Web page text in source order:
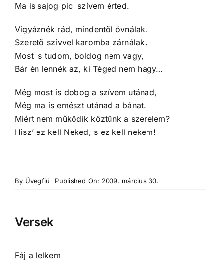
Ma is sajog pici szívem érted.
Vigyáznék rád, mindentől óvnálak.
Szerető szívvel karomba zárnálak.
Most is tudom, boldog nem vagy,
Bár én lennék az, ki Téged nem hagy…
Még most is dobog a szívem utánad,
Még ma is emészt utánad a bánat.
Miért nem működik köztünk a szerelem?
Hisz’ ez kell Neked, s ez kell nekem!
By Üvegfiú Published On: 2009. március 30.
Versek
Fáj a lelkem